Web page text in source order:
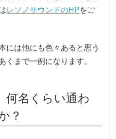
レソノサウンドのHPをご
には他にも色々あると思う
くまで一例になります。
何名くらい通わ
？